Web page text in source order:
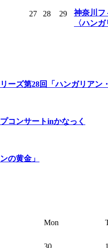
27 28 29
神奈川フ
〈ハン
ーズ第28回「ハンガリアン
コンサートinかなっく
の黄金」
Mon
30 1